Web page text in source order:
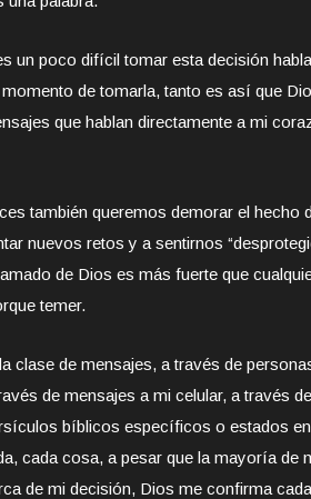
un poco difícil tomar esta decisión
de tomarla, tanto es así que
que hablan directamente a mi
también queremos demorar el hecho
nuevos retos y a sentirnos
de Dios es más fuerte que
temer.
clase de mensajes, a través de
de mensajes a mi celular, a través
bíblicos específicos o estados
cada cosa, a pesar que la mayoría de
de mi decisión, Dios me confirma